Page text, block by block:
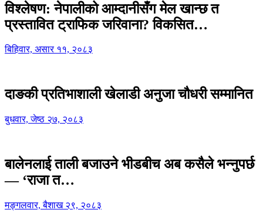
विश्लेषण: नेपालीको आम्दानीसँग मेल खान्छ त
प्रस्तावित ट्राफिक जरिवाना? विकसित…
बिहिवार, असार ११, २०८३
दाङकी प्रतिभाशाली खेलाडी अनुजा चौधरी सम्मानित
बुधवार, जेष्ठ २७, २०८३
बालेनलाई ताली बजाउने भीडबीच अब कसैले भन्नुपर्छ
— ‘राजा त…
मङ्गलवार, बैशाख २९, २०८३